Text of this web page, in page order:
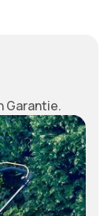
Garantie.